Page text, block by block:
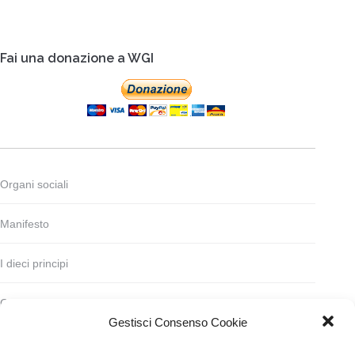
Gestisci Consenso Cookie
Fai una donazione a WGI
Organi sociali
Manifesto
I dieci principi
Codice deontologico